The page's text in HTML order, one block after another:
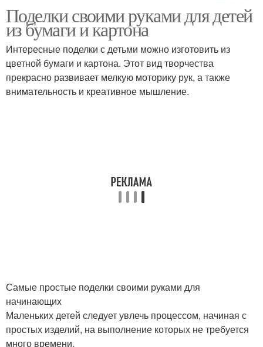
бумаги
дошкольников
Поделки с детьми Ежики из бумаги
Поделка из бумаги
Аппликация из цветной
Поделки своими руками для детей
из бумаги и картона
Интересные поделки с детьми можно изготовить из
цветной бумаги и картона. Этот вид творчества
прекрасно развивает мелкую моторику рук, а также
внимательность и креативное мышление.
Самые простые поделки своими руками для
начинающих
Маленьких детей следует увлечь процессом, начиная с
простых изделий, на выполнение которых не требуется
много времени.